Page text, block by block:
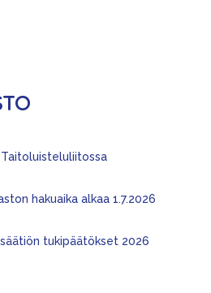
hakuaika alkaa 1.7.2026
tukipäätökset 2026